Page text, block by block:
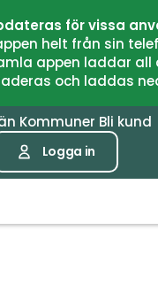
för vissa
helt från sin
appen laddar
och laddas
Kommuner Bli kund
Logga in